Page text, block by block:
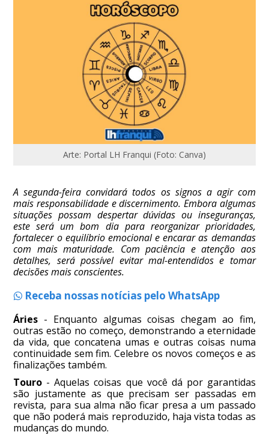
Arte: Portal LH Franqui (Foto: Canva)
A segunda-feira convidará todos os signos a agir com
mais responsabilidade e discernimento. Embora algumas
situações possam despertar dúvidas ou inseguranças,
este será um bom dia para reorganizar prioridades,
fortalecer o equilíbrio emocional e encarar as demandas
com mais maturidade. Com paciência e atenção aos
detalhes, será possível evitar mal-entendidos e tomar
decisões mais conscientes.
Receba nossas notícias pelo WhatsApp
Áries - Enquanto algumas coisas chegam ao fim,
outras estão no começo, demonstrando a eternidade
da vida, que concatena umas e outras coisas numa
continuidade sem fim. Celebre os novos começos e as
finalizações também.
Touro - Aquelas coisas que você dá por garantidas
são justamente as que precisam ser passadas em
revista, para sua alma não ficar presa a um passado
que não poderá mais reproduzido, haja vista todas as
mudanças do mundo.